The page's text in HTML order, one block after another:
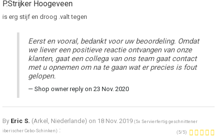
P.Strijker Hoogeveen
is erg stijf en droog .valt tegen
Eerst en vooral, bedankt voor uw beoordeling. Omdat
we liever een positieve reactie ontvangen van onze
klanten, gaat een collega van ons team gaat contact
met u opnemen om na te gaan wat er precies is fout
gelopen.
Shop owner reply on 23 Nov. 2020
By Eric S. (Arkel, Niederlande) on 18 Nov. 2019 ( 5x Servierfertig geschnittener
iberischer Cebo-Schinken ) : ( 5/5)